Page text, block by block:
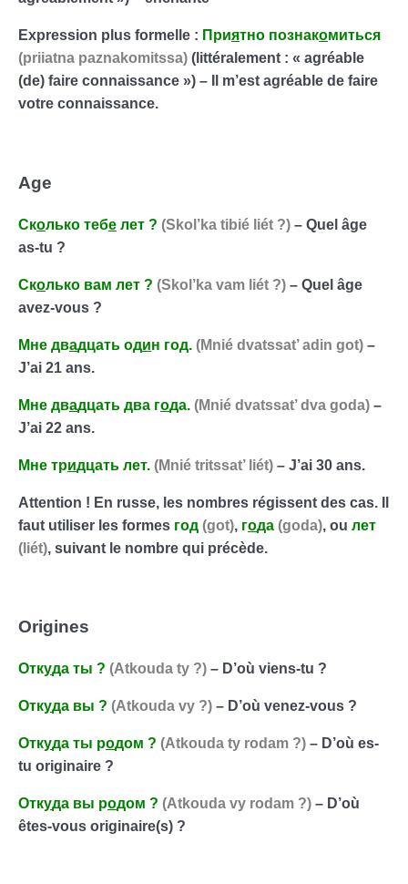
Expression plus formelle : Приятно познакомиться
(priiatna paznakomitssa) (littéralement : « agréable
(de) faire connaissance ») – Il m’est agréable de faire
votre connaissance.
Age
Сколько тебе лет ? (Skol’ka tibié liét ?) – Quel âge
as-tu ?
Сколько вам лет ? (Skol’ka vam liét ?) – Quel âge
avez-vous ?
Мне двадцать один год. (Mnié dvatssat’ adin got) –
J’ai 21 ans.
Мне двадцать два года. (Mnié dvatssat’ dva goda) –
J’ai 22 ans.
Мне тридцать лет. (Mnié tritssat’ liét) – J’ai 30 ans.
Attention ! En russe, les nombres régissent des cas. Il
faut utiliser les formes год (got), года (goda), ou лет
(liét), suivant le nombre qui précède.
Origines
Откуда ты ? (Atkouda ty ?) – D’où viens-tu ?
Откуда вы ? (Atkouda vy ?) – D’où venez-vous ?
Откуда ты родом ? (Atkouda ty rodam ?) – D’où es-
tu originaire ?
Откуда вы родом ? (Atkouda vy rodam ?) – D’où
êtes-vous originaire(s) ?